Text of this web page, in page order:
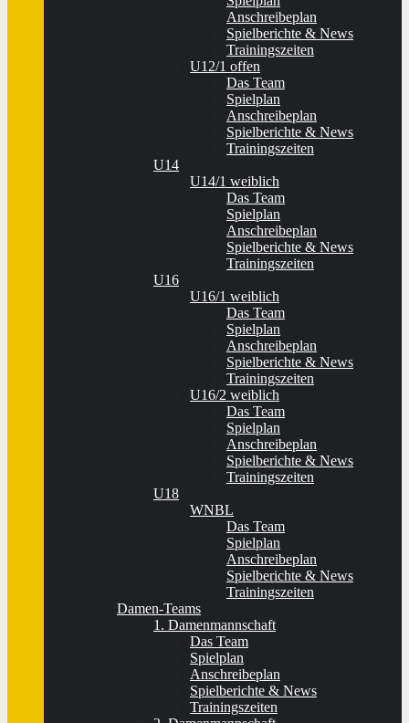
Anschreibeplan
Spielberichte & News
Trainingszeiten
U12/1 offen
Das Team
Spielplan
Anschreibeplan
Spielberichte & News
Trainingszeiten
U14
U14/1 weiblich
Das Team
Spielplan
Anschreibeplan
Spielberichte & News
Trainingszeiten
U16
U16/1 weiblich
Das Team
Spielplan
Anschreibeplan
Spielberichte & News
Trainingszeiten
U16/2 weiblich
Das Team
Spielplan
Anschreibeplan
Spielberichte & News
Trainingszeiten
U18
WNBL
Das Team
Spielplan
Anschreibeplan
Spielberichte & News
Trainingszeiten
Damen-Teams
1. Damenmannschaft
Das Team
Spielplan
Anschreibeplan
Spielberichte & News
Trainingszeiten